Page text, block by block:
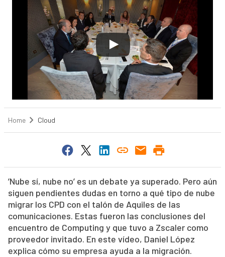
Home Cloud
’Nube sí, nube no’ es un debate ya superado. Pero aún
siguen pendientes dudas en torno a qué tipo de nube
migrar los CPD con el talón de Aquiles de las
comunicaciones. Estas fueron las conclusiones del
encuentro de Computing y que tuvo a Zscaler como
proveedor invitado. En este vídeo, Daniel López
explica cómo su empresa ayuda a la migración.